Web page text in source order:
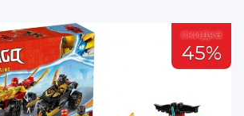
скидка
45%